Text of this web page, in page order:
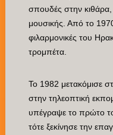
σπουδές στην κιθάρα,
μουσικής. Από το
φιλαρμονικές του
τρομπέτα.
Το 1982 μετακόμισε
στην τηλεοπτική
υπέγραψε το πρώτο
τότε ξεκίνησε την